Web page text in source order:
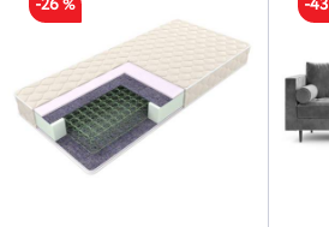
-26% -43